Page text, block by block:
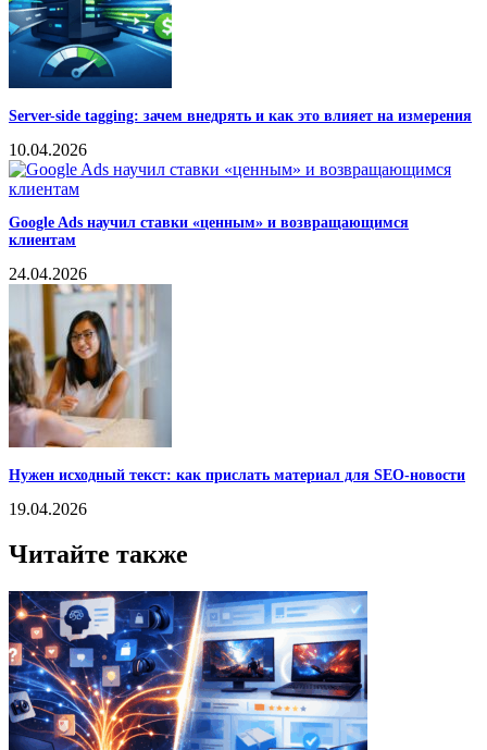
Server-side tagging: зачем внедрять и как это влияет на измерения
10.04.2026
Google Ads научил ставки «ценным» и возвращающимся
клиентам
24.04.2026
Нужен исходный текст: как прислать материал для SEO-новости
19.04.2026
Читайте также